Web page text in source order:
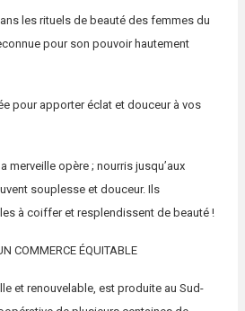
les rituels de beauté des femmes du
pour son pouvoir hautement
pour apporter éclat et douceur à vos
merveille opère ; nourris jusqu’aux
souplesse et douceur. Ils
à coiffer et resplendissent de beauté !
COMMERCE ÉQUITABLE
et renouvelable, est produite au Sud-